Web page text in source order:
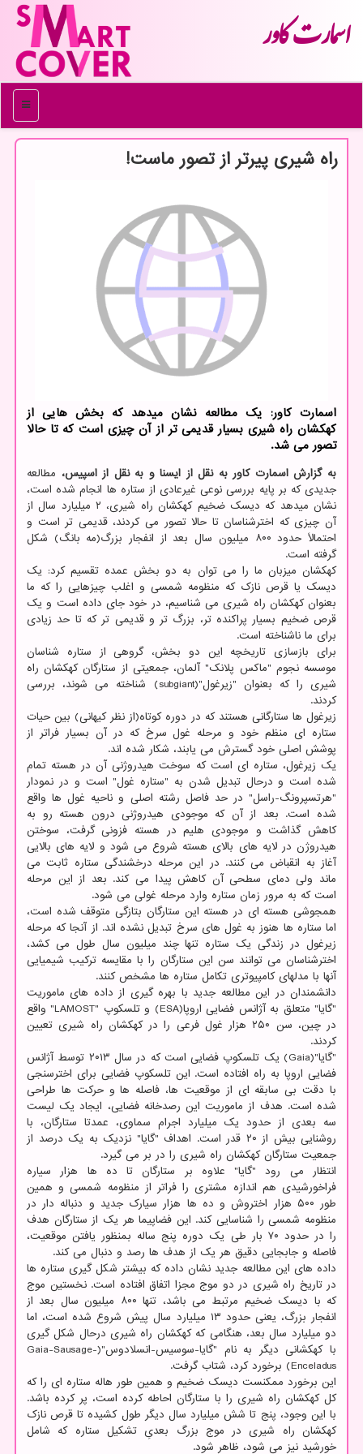
اسمارت كاور
منو
راه شیری پیرتر از تصور ماست!
اسمارت کاور: یک مطالعه نشان میدهد که بخش هایی از
کهکشان راه شیری بسیار قدیمی تر از آن چیزی است که تا حالا
تصور می شد.
به گزارش اسمارت کاور به نقل از ایسنا و به نقل از اسپیس، مطالعه
جدیدی که بر پایه بررسی نوعی غیرعادی از ستاره ها انجام شده است،
نشان میدهد که دیسک ضخیم کهکشان راه شیری، ۲ میلیارد سال از
آن چیزی که اخترشناسان تا حالا تصور می کردند، قدیمی تر است و
احتمالاً حدود ۸۰۰ میلیون سال بعد از انفجار بزرگ(مه بانگ) شکل
گرفته است.
کهکشان میزبان ما را می توان به دو بخش عمده تقسیم کرد: یک
دیسک یا قرص نازک که منظومه شمسی و اغلب چیزهایی را که ما
بعنوان کهکشان راه شیری می شناسیم، در خود جای داده است و یک
قرص ضخیم بسیار پراکنده تر، بزرگ تر و قدیمی تر که تا حد زیادی
برای ما ناشناخته است.
برای بازسازی تاریخچه این دو بخش، گروهی از ستاره شناسان
موسسه نجوم "ماکس پلانک" آلمان، جمعیتی از ستارگان کهکشان راه
شیری را که بعنوان "زیرغول"(subgiant) شناخته می شوند، بررسی
کردند.
زیرغول ها ستارگانی هستند که در دوره کوتاه(از نظر کیهانی) بین حیات
ستاره ای منظم خود و مرحله غول سرخ که در آن بسیار فراتر از
پوشش اصلی خود گسترش می یابند، شکار شده اند.
یک زیرغول، ستاره ای است که سوخت هیدروژنی آن در هسته تمام
شده است و درحال تبدیل شدن به "ستاره غول" است و در نمودار
"هرتسپرونگ-راسل" در حد فاصل رشته اصلی و ناحیه غول ها واقع
شده است. بعد از آن که موجودی هیدروژنی درون هسته رو به
کاهش گذاشت و موجودی هلیم در هسته فزونی گرفت، سوختن
هیدروژن در لایه های بالای هسته شروع می شود و لایه های بالایی
آغاز به انقباض می کنند. در این مرحله درخشندگی ستاره ثابت می
ماند ولی دمای سطحی آن کاهش پیدا می کند. بعد از این مرحله
است که به مرور زمان ستاره وارد مرحله غولی می شود.
همجوشی هسته ای در هسته این ستارگان بتازگی متوقف شده است،
اما ستاره ها هنوز به غول های سرخ تبدیل نشده اند. از آنجا که مرحله
زیرغول در زندگی یک ستاره تنها چند میلیون سال طول می کشد،
اخترشناسان می توانند سن این ستارگان را با مقایسه ترکیب شیمیایی
آنها با مدلهای کامپیوتری تکامل ستاره ها مشخص کنند.
دانشمندان در این مطالعه جدید با بهره گیری از داده های ماموریت
"گایا" متعلق به آژانس فضایی اروپا(ESA) و تلسکوپ "LAMOST" واقع
در چین، سن ۲۵۰ هزار غول فرعی را در کهکشان راه شیری تعیین
کردند.
"گایا"(Gaia) یک تلسکوپ فضایی است که در سال ۲۰۱۳ توسط آژانس
فضایی اروپا به راه افتاده است. این تلسکوپ فضایی برای اخترسنجی
با دقت بی سابقه ای از موقعیت ها، فاصله ها و حرکت ها طراحی
شده است. هدف از ماموریت این رصدخانه فضایی، ایجاد یک لیست
سه بعدی از حدود یک میلیارد اجرام سماوی، عمدتا ستارگان، با
روشنایی بیش از ۲۰ قدر است. اهداف "گایا" نزدیک به یک درصد از
جمعیت ستارگان کهکشان راه شیری را در بر می گیرد.
انتظار می رود "گایا" علاوه بر ستارگان تا ده ها هزار سیاره
فراخورشیدی هم اندازه مشتری را فراتر از منظومه شمسی و همین
طور ۵۰۰ هزار اختروش و ده ها هزار سیارک جدید و دنباله دار در
منظومه شمسی را شناسایی کند. این فضاپیما هر یک از ستارگان هدف
را در حدود ۷۰ بار طی یک دوره پنج ساله بمنظور یافتن موقعیت،
فاصله و جابجایی دقیق هر یک از هدف ها رصد و دنبال می کند.
داده های این مطالعه جدید نشان داده که بیشتر شکل گیری ستاره ها
در تاریخ راه شیری در دو موج مجزا اتفاق افتاده است. نخستین موج
که با دیسک ضخیم مرتبط می باشد، تنها ۸۰۰ میلیون سال بعد از
انفجار بزرگ، یعنی حدود ۱۳ میلیارد سال پیش شروع شده است، اما
دو میلیارد سال بعد، هنگامی که کهکشان راه شیری درحال شکل گیری
با کهکشانی دیگر به نام "گایا-سوسیس-انسلادوس"(Gaia-Sausage-
Enceladus) برخورد کرد، شتاب گرفت.
این برخورد ممکنست دیسک ضخیم و همین طور هاله ستاره ای را که
کل کهکشان راه شیری را با ستارگان احاطه کرده است، پر کرده باشد.
با این وجود، پنج تا شش میلیارد سال دیگر طول کشیده تا قرص نازک
کهکشان راه شیری در موج بزرگ بعدیِ تشکیل ستاره که شامل
خورشید نیز می شود، ظاهر شود.